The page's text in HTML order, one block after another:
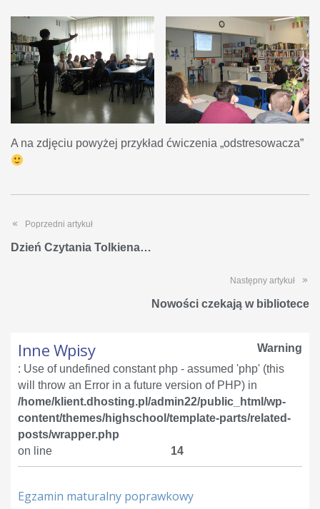
A na zdjęciu powyżej przykład ćwiczenia „odstresowacza”
Poprzedni artykuł
Dzień Czytania Tolkiena…
Następny artykuł
Nowości czekają w bibliotece
Inne Wpisy
Warning
: Use of undefined constant php - assumed 'php' (this
will throw an Error in a future version of PHP) in
/home/klient.dhosting.pl/admin22/public_html/wp-
content/themes/highschool/template-parts/related-
posts/wrapper.php
on line
14
Egzamin maturalny poprawkowy